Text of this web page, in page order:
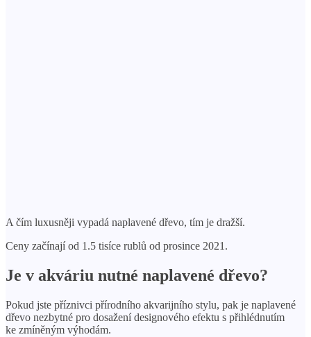
A čím luxusněji vypadá naplavené dřevo, tím je dražší.
Ceny začínají od 1.5 tisíce rublů od prosince 2021.
Je v akváriu nutné naplavené dřevo?
Pokud jste příznivci přírodního akvarijního stylu, pak je naplavené
dřevo nezbytné pro dosažení designového efektu s přihlédnutím
ke zmíněným výhodám.